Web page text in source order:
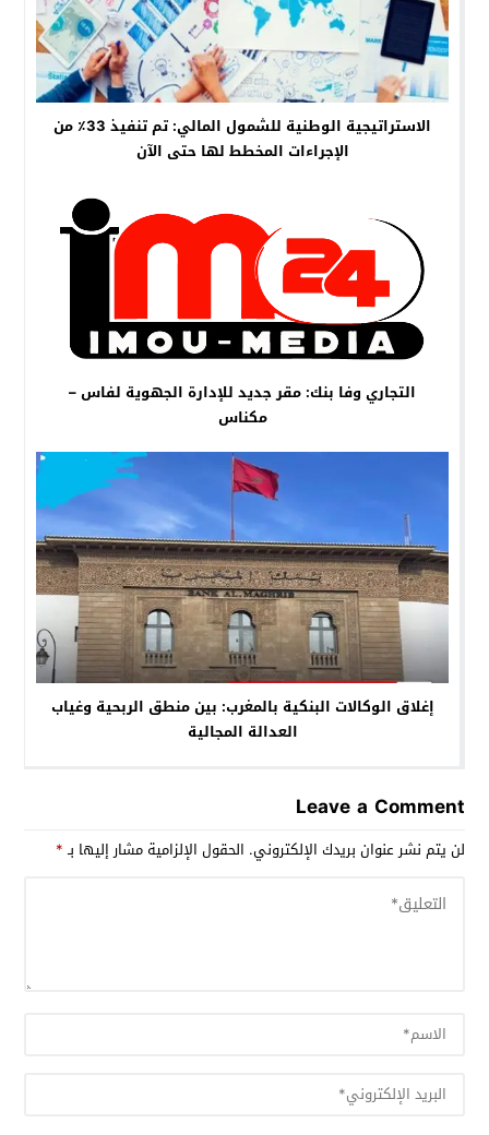
الاستراتيجية الوطنية للشمول المالي: تم تنفيذ 33٪ من
الإجراءات المخطط لها حتى الآن
التجاري وفا بنك: مقر جديد للإدارة الجهوية لفاس –
مكناس
إغلاق الوكالات البنكية بالمغرب: بين منطق الربحية وغياب
العدالة المجالية
Leave a Comment
لن يتم نشر عنوان بريدك الإلكتروني. الحقول الإلزامية مشار إليها بـ*